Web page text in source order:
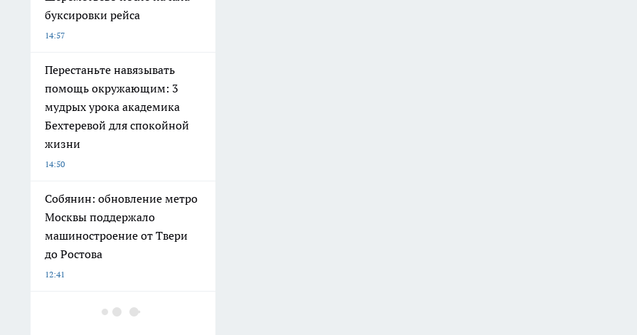
буксировки рейса
14:57
Перестаньте навязывать
помощь окружающим: 3
мудрых урока академика
Бехтеревой для спокойной
жизни
14:50
Собянин: обновление метро
Москвы поддержало
машиностроение от Твери
до Ростова
12:41
Карелин заявил о